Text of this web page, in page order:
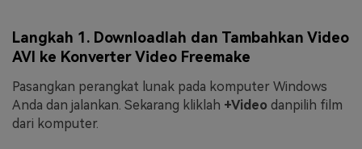
Langkah 1. Downloadlah dan Tambahkan Video
AVI ke Konverter Video Freemake
Pasangkan perangkat lunak pada komputer Windows
Anda dan jalankan. Sekarang kliklah +Video danpilih film
dari komputer.